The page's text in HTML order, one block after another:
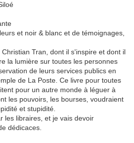
et noir & blanc et de témoignages,
Tran, dont il s'inspire et dont il
la lumière sur toutes les personnes
de leurs services publics en
de La Poste. Ce livre pour toutes
pour un autre monde à léguer à
les pouvoirs, les bourses, voudraient
et stupidité.
les libraires, et je vais devoir
dédicaces.